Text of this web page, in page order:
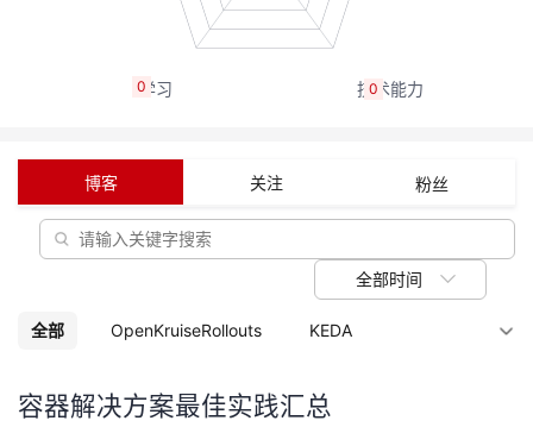
动
关
我
的
发
者
我
Programs
的
支
0
0
博客 关注 粉丝
全部时间
全部 OpenKruiseRollouts KEDA
容器解决方案最佳实践汇总